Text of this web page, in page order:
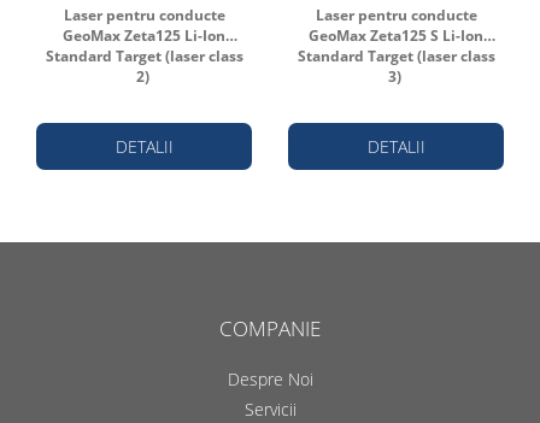
Laser pentru conducte
GeoMax Zeta125 Li-Ion
Standard Target (laser class
2)
DETALII
Laser pentru conducte
GeoMax Zeta125 S Li-Ion
Standard Target (laser class
3)
DETALII
COMPANIE
Despre Noi
Servicii